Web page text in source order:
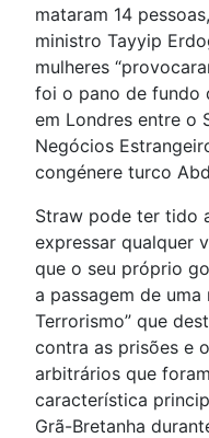
mataram 14
ministro Tayyip
mulheres
foi o pano de fundo
em Londres entre o
Negócios
congénere turco
Straw pode ter tido
expressar qualquer
que o seu próprio
a passagem de uma
Terrorismo” que
contra as prisões e
arbitrários que
característica
Grã-Bretanha